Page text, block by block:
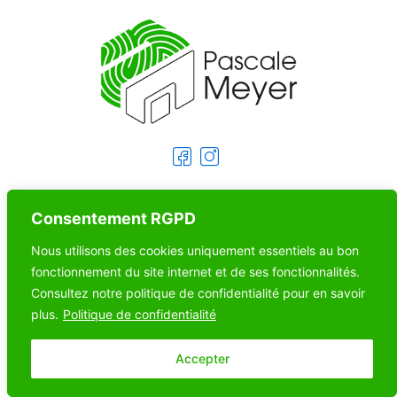
Consentement RGPD
Nous utilisons des cookies uniquement essentiels au bon
fonctionnement du site internet et de ses fonctionnalités.
Consultez notre politique de confidentialité pour en savoir
plus. Politique de confidentialité
Accepter
PLAN DE SITE
Infographiste
Photographe
Formatrice
Actualités
Mentions Légales
Politique RGPD